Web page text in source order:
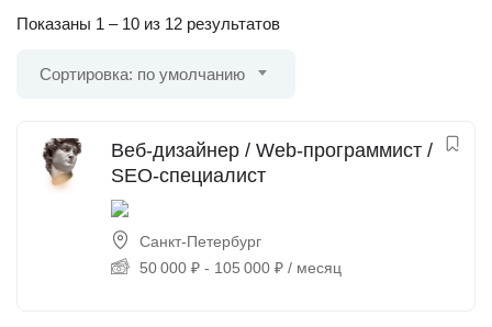
Показаны 1 – 10 из 12 результатов
Сортировка: по умолчанию
Веб-дизайнер / Web-программист /
SEO-специалист
Санкт-Петербург
50 000 ₽ - 105 000 ₽ / месяц